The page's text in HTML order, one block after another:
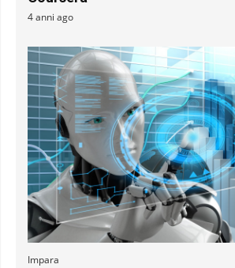
4 anni ago
Impara